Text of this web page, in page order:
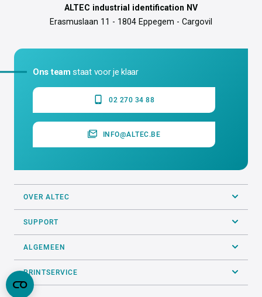
ALTEC industrial identification NV
Erasmuslaan 11 - 1804 Eppegem - Cargovil
Ons team staat voor je klaar
02 270 34 88
INFO@ALTEC.BE
OVER ALTEC
SUPPORT
ALGEMEEN
PRINTSERVICE